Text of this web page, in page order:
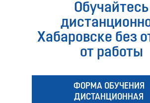
Обучайтесь
Хабаровске без
от работы
ФОРМА ОБУЧЕНИЯ
ДИСТАНЦИОННАЯ